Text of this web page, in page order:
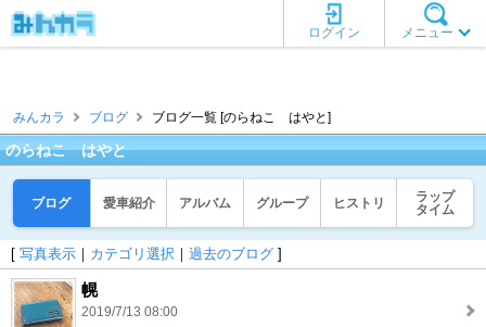
メニュー
ログイン
みんカラ ブログ ブログ一覧 [のらねこ はやと]
のらねこ はやと
ブログ 愛車紹介 アルバム グループ ヒストリ
ラップ
タイム
[ 写真表示 ｜ カテゴリ選択 ｜ 過去のブログ ]
幌
2019/7/13 08:00